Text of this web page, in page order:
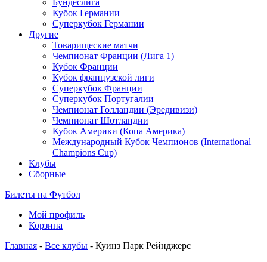
Бундеслига
Кубок Германии
Суперкубок Германии
Другие
Товарищеские матчи
Чемпионат Франции (Лига 1)
Кубок Франции
Кубок французской лиги
Суперкубок Франции
Суперкубок Португалии
Чемпионат Голландии (Эредивизи)
Чемпионат Шотландии
Кубок Америки (Копа Америка)
Международный Кубок Чемпионов (International
Champions Cup)
Клубы
Сборные
Билеты на Футбол
Мой профиль
Корзина
Главная - Все клубы - Куинз Парк Рейнджерс